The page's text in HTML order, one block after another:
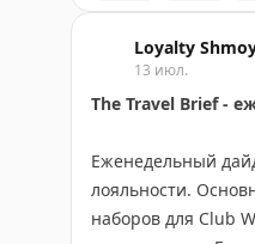
@tourdom
Loyalty
13 июл.
The Travel Brief -
Еженедельный
лояльности.
наборов для Club